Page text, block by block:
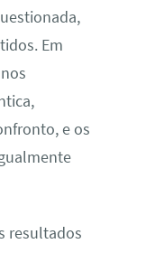
Em
e os
resultados